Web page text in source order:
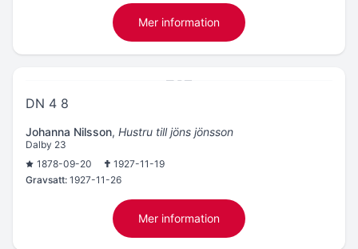
Mer information
DN 4 8
Johanna Nilsson, Hustru till jöns jönsson
Dalby 23
1878-09-20
1927-11-19
Gravsatt: 1927-11-26
Mer information